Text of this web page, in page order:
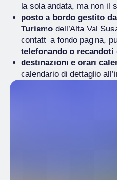
la sola andata, ma non il
posto a bordo gestito
Turismo dell’Alta Val
contatti a fondo pagina,
telefonando o recandoti
destinazioni e orari
calendario di dettaglio